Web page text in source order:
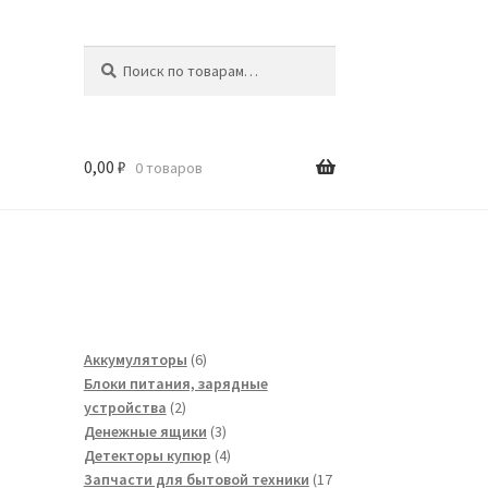
0,00 ₽ 0 товаров
Аккумуляторы 66
товаров
Блоки питания, зарядные
устройства 22
товара
Денежные ящики 33
товара
Детекторы купюр 44
товара
Запчасти для бытовой техники 17